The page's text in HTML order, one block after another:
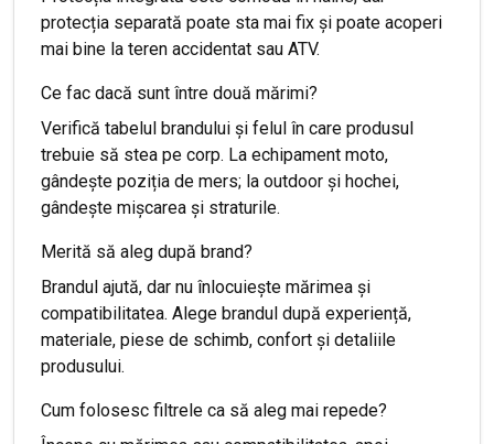
protecția separată poate sta mai fix și poate acoperi
mai bine la teren accidentat sau ATV.
Ce fac dacă sunt între două mărimi?
Verifică tabelul brandului și felul în care produsul
trebuie să stea pe corp. La echipament moto,
gândește poziția de mers; la outdoor și hochei,
gândește mișcarea și straturile.
Merită să aleg după brand?
Brandul ajută, dar nu înlocuiește mărimea și
compatibilitatea. Alege brandul după experiență,
materiale, piese de schimb, confort și detaliile
produsului.
Cum folosesc filtrele ca să aleg mai repede?